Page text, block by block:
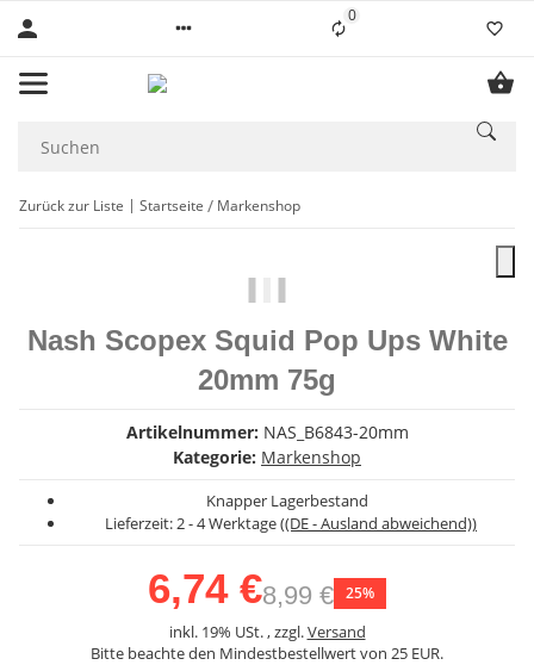
0Liste ist leer
Zurück zur Liste Startseite Markenshop
Nash Scopex Squid Pop Ups White
20mm 75g
Artikelnummer: NAS_B6843-20mm
Kategorie: Markenshop
Knapper Lagerbestand
Lieferzeit:2 - 4 Werktage((DE - Ausland abweichend))
6,74 €8,99 € 25%
inkl. 19% USt. , zzgl.Versand
Bitte beachte den Mindestbestellwert von 25 EUR.